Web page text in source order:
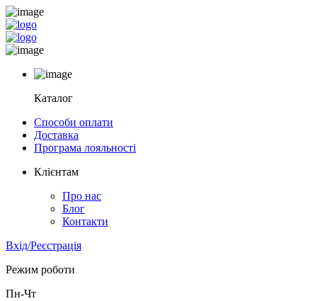
Каталог
Способи оплати
Доставка
Програма лояльності
Клієнтам
Про нас
Блог
Контакти
Вхід/Реєстрація
Режим роботи
Пн-Чт